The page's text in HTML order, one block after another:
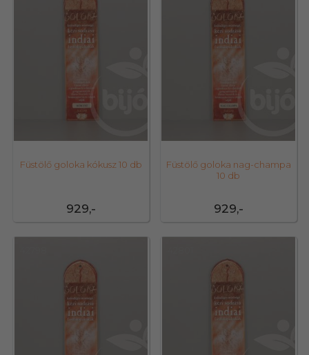
929,-
Füstölő goloka kókusz 10 db
929,-
Füstölő goloka nag-champa
10 db